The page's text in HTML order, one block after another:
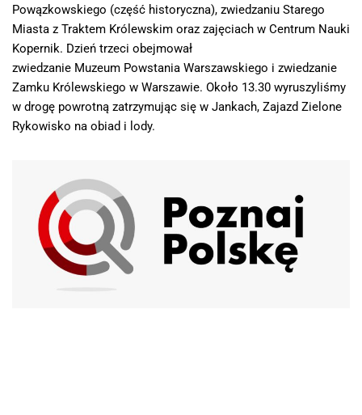
Powązkowskiego (część historyczna), zwiedzaniu Starego
Miasta z Traktem Królewskim oraz zajęciach w Centrum Nauki
Kopernik. Dzień trzeci obejmował
zwiedzanie Muzeum Powstania Warszawskiego i zwiedzanie
Zamku Królewskiego w Warszawie. Około 13.30 wyruszyliśmy
w drogę powrotną zatrzymując się w Jankach, Zajazd Zielone
Rykowisko na obiad i lody.